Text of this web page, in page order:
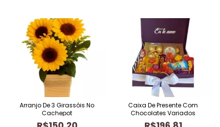
Arranjo De 3 Girassóis No
Cachepot
Caixa De Presente Com
Chocolates Variados